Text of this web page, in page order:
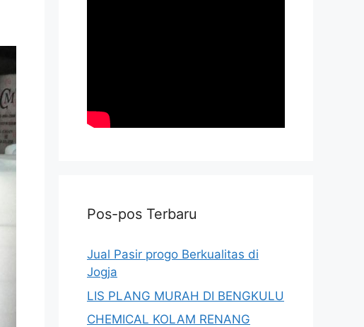
Pos-pos Terbaru
Jual Pasir progo Berkualitas di
Jogja
LIS PLANG MURAH DI BENGKULU
CHEMICAL KOLAM RENANG